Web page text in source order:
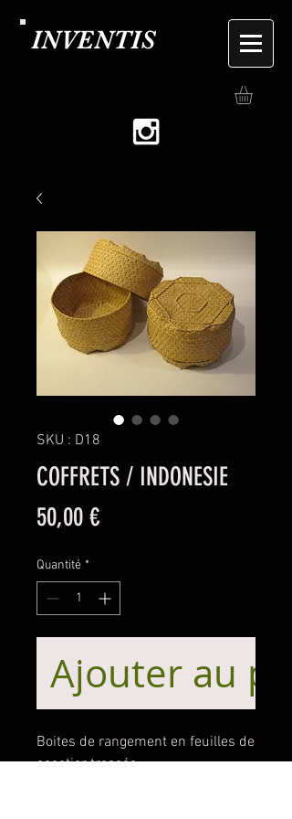
INVENTIS
SKU : D18
COFFRETS / INDONESIE
50,00 €Prix
Quantité *
Ajouter au
Boites de rangement en feuilles de
cocotier tressée.